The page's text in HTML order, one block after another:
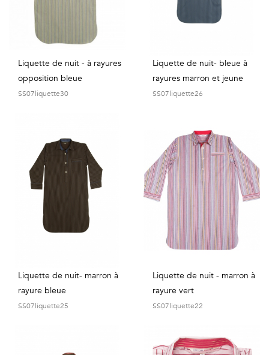
Liquette de nuit - à rayures
opposition bleue
SS07liquette30
Liquette de nuit- bleue à
rayures marron et jeune
SS07liquette26
Liquette de nuit- marron à
rayure bleue
SS07liquette25
Liquette de nuit - marron à
rayure vert
SS07liquette22